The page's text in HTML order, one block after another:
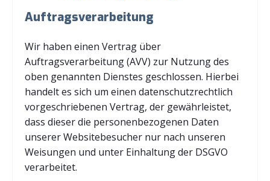
Auftragsverarbeitung
Wir haben einen Vertrag über
Auftragsverarbeitung (AVV) zur Nutzung des
oben genannten Dienstes geschlossen. Hierbei
handelt es sich um einen datenschutzrechtlich
vorgeschriebenen Vertrag, der gewährleistet,
dass dieser die personenbezogenen Daten
unserer Websitebesucher nur nach unseren
Weisungen und unter Einhaltung der DSGVO
verarbeitet.